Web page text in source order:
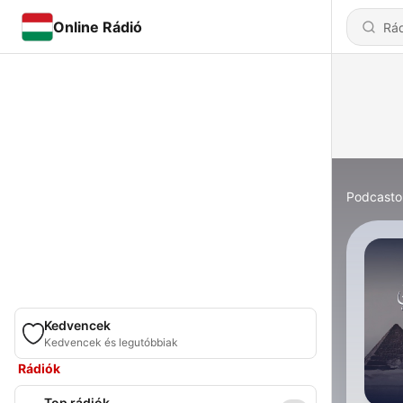
Online Rádió
Kedvencek
Kedvencek és legutóbbiak
Rádiók